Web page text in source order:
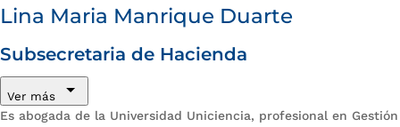
Lina Maria Manrique Duarte
Subsecretaria de Hacienda
Ver más
Es abogada de la Universidad Uniciencia, profesional en Gestión